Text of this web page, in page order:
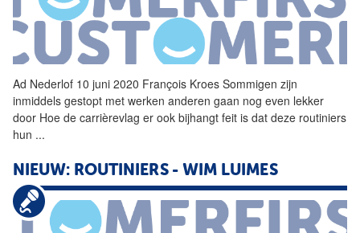
Ad Nederlof 10 juni 2020 François Kroes Sommigen zijn
inmiddels gestopt met werken anderen gaan nog even lekker
door Hoe de carrièrevlag er ook bijhangt feit is dat deze routiniers
hun ...
NIEUW: ROUTINIERS- WIM LUIMES